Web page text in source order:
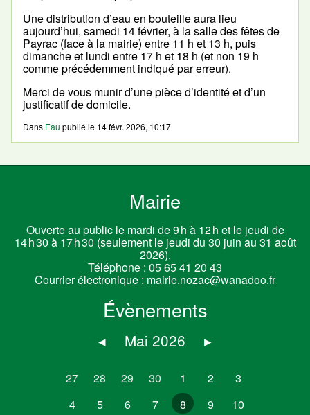
Une distribution d’eau en bouteille aura lieu
aujourd’hui, samedi 14 février, à la salle des fêtes de
Payrac (face à la mairie) entre 11 h et 13 h, puis
dimanche et lundi entre 17 h et 18 h (et non 19 h
comme précédemment indiqué par erreur).
Merci de vous munir d’une pièce d’identité et d’un
justificatif de domicile.
Dans Eau publié le 14 févr. 2026, 10:17
Mairie
Ouverte au public le mardi de 9 h à 12 h et le jeudi de
14 h 30 à 17 h 30 (seulement le jeudi du 30 juin au 31 août
2026).
Téléphone : 05 65 41 20 43
Courrier électronique : mairie.nozac@wanadoo.fr
Évènements
◂ Mai 2026 ▸
27 28 29 30 1 2
3
4
5 6 7 8 9
10